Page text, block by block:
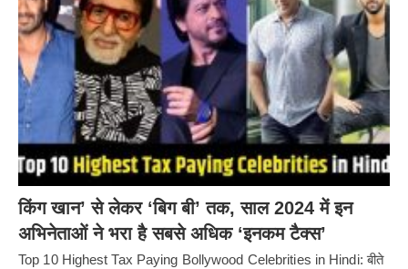
किंग खान’ से लेकर ‘बिग बी’ तक, साल 2024 में इन
अभिनेताओं ने भरा है सबसे अधिक ‘इनकम टैक्स’
Top 10 Highest Tax Paying Bollywood Celebrities in Hindi: बीते